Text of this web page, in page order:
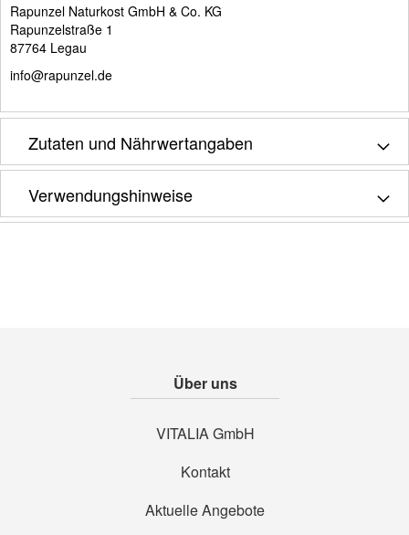
Rapunzel Naturkost GmbH & Co. KG
Rapunzelstraße 1
87764 Legau
info@rapunzel.de
Zutaten und Nährwertangaben
Verwendungshinweise
Über uns
VITALIA GmbH
Kontakt
Aktuelle Angebote